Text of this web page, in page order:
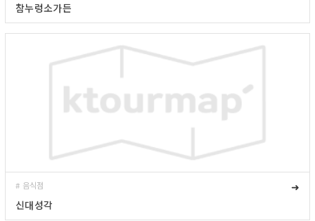
참누렁소가든
# 음식점
➜
신대성각